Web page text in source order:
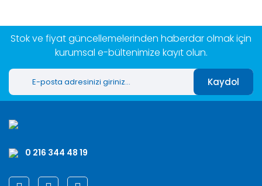
Stok ve fiyat güncellemelerinden haberdar olmak için
kurumsal e-bültenimize kayıt olun.
Kaydol
0 216 344 48 19